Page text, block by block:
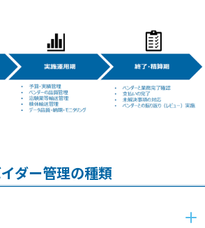
ダー管理の種類